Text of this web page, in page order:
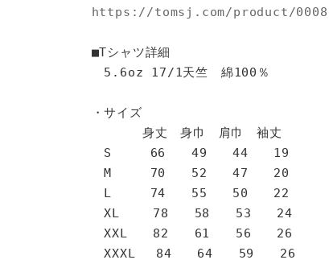
https://tomsj.com/product/
■Tシャツ詳細
5.6oz 17/1天竺 綿100％
・サイズ
身丈 身巾 肩巾 袖丈
S 66 49 44 19
M 70 52 47 20
L 74 55 50 22
XL 78 58 53 24
XXL 82 61 56 26
XXXL 84 64 59 26